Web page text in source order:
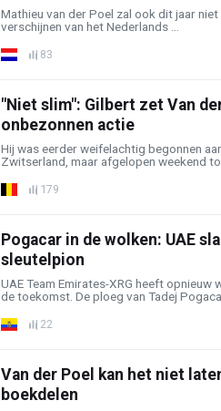
Mathieu van der Poel zal ook dit jaar
verschijnen van het Nederlands ...
83
"Niet slim": Gilbert zet Van
onbezonnen actie
Hij was eerder weifelachtig begonnen
Zwitserland, maar afgelopen weekend
179
Pogacar in de wolken: UAE
sleutelpion
UAE Team Emirates-XRG heeft opnieuw
de toekomst. De ploeg van Tadej
22
Van der Poel kan het niet
boekdelen